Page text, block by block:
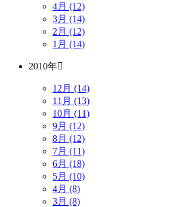
4月 (12)
3月 (14)
2月 (12)
1月 (14)
2010年
12月 (14)
11月 (13)
10月 (11)
9月 (12)
8月 (12)
7月 (11)
6月 (18)
5月 (10)
4月 (8)
3月 (8)